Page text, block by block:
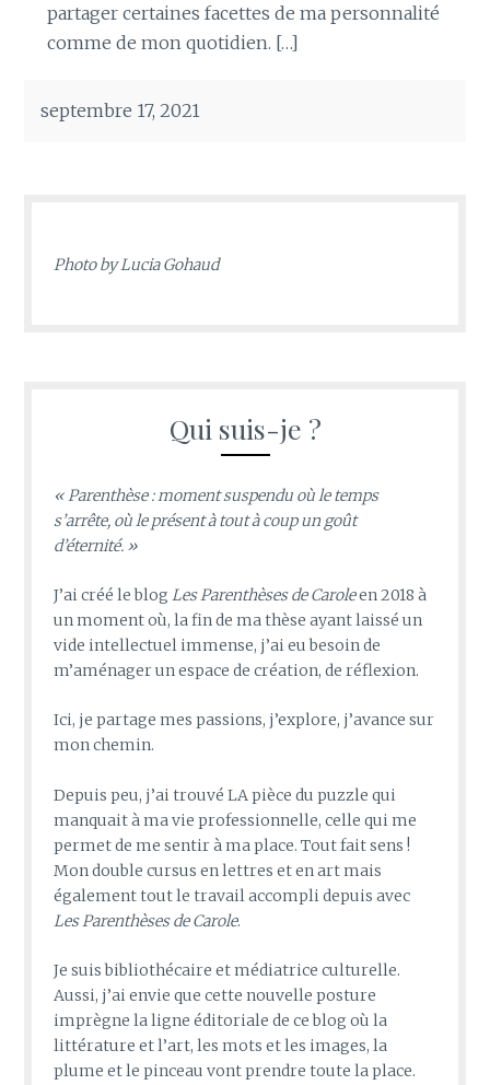
partager certaines facettes de ma personnalité
comme de mon quotidien. […]
septembre 17, 2021
Photo byLucia Gohaud
Qui suis-je ?
« Parenthèse : moment suspendu où le temps
s’arrête, où le présent à tout à coup un goût
d’éternité. »
J’ai créé le blogLes Parenthèses de Caroleen 2018 à
un moment où, la fin de ma thèse ayant laissé un
vide intellectuel immense, j’ai eu besoin de
m’aménager un espace de création, de réflexion.
Ici, je partage mes passions, j’explore, j’avance sur
mon chemin.
Depuis peu, j’ai trouvé LA pièce du puzzle qui
manquait à ma vie professionnelle, celle qui me
permet de me sentir à ma place. Tout fait sens !
Mon double cursus en lettres et en art mais
également tout le travail accompli depuis avec
Les Parenthèses de Carole.
Je suis bibliothécaire et médiatrice culturelle.
Aussi, j’ai envie que cette nouvelle posture
imprègne la ligne éditoriale de ce blog où la
littérature et l’art, les mots et les images, la
plume et le pinceau vont prendre toute la place.